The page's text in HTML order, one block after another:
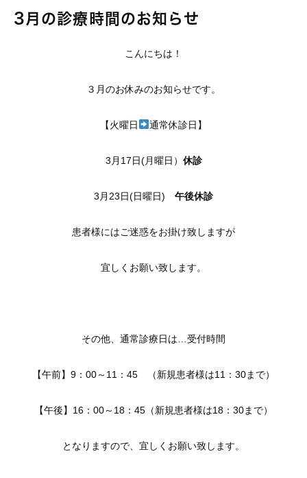
3月の診療時間のお知らせ
こんにちは！
３月のお休みのお知らせです。
【火曜日 通常休診日】
3月17日(月曜日） 休診
3月23日(日曜日) 午後休診
患者様にはご迷惑をお掛け致しますが
宜しくお願い致します。
その他、通常診療日は…受付時間
【午前】9：00～11：45 （新規患者様は11：30まで）
【午後】16：00～18：45（新規患者様は18：30まで）
となりますので、宜しくお願い致します。